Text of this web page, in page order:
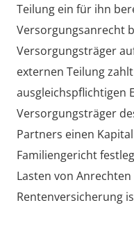
Teilung ein für ihn
Versorgungsanrecht
Versorgungsträger
externen Teilung
ausgleichspflichtigen
Versorgungsträger
Partners einen
Familiengericht
Lasten von
Rentenversicherung